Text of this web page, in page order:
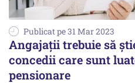
Publicat pe 31 Mar 2023
Angajații trebuie să
concedii care sunt
pensionare